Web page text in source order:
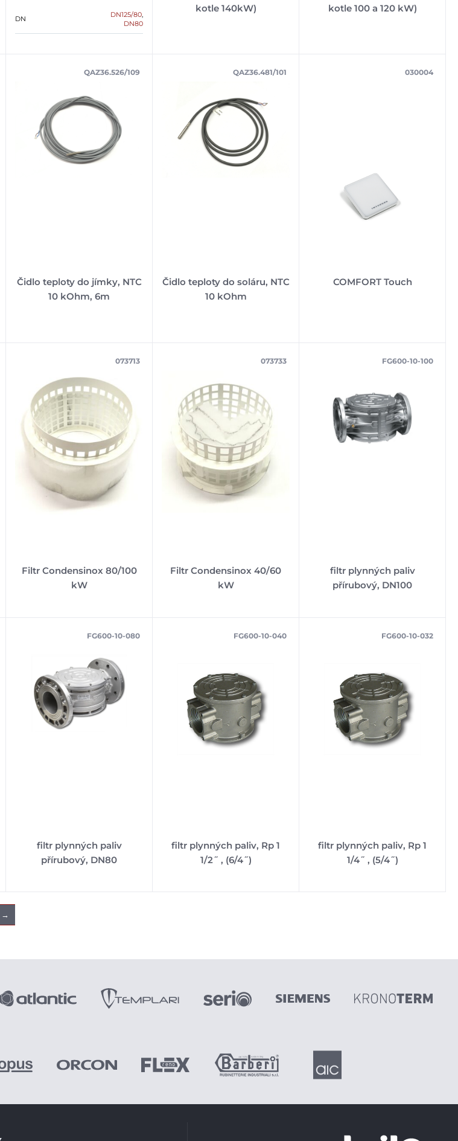
DN DN125/80,
DN80
kotle 140kW)
kotle 100 a 120 kW)
Čidlo teploty do jímky, NTC
10 kOhm, 6m
QAZ36.526/109
Čidlo teploty do soláru, NTC
10 kOhm
QAZ36.481/101
COMFORT Touch
030004
Filtr Condensinox 80/100
kW
073713
Filtr Condensinox 40/60
kW
073733
filtr plynných paliv
přírubový, DN100
FG600-10-100
filtr plynných paliv
přírubový, DN80
FG600-10-080
filtr plynných paliv, Rp 1
1/2˝ , (6/4˝)
FG600-10-040
filtr plynných paliv, Rp 1
1/4˝ , (5/4˝)
FG600-10-032
→